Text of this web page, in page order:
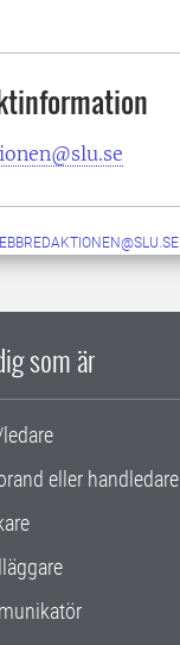
som är
eller handledare